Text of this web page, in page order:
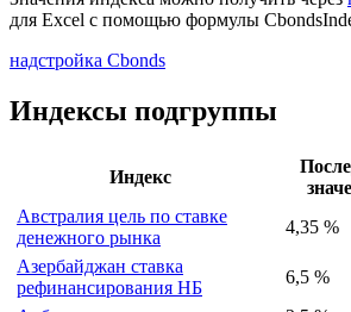
Excel + Cbonds
для Excel с помощью формулы
Индексы подгруппы
Индекс
Австралия цель по ставке